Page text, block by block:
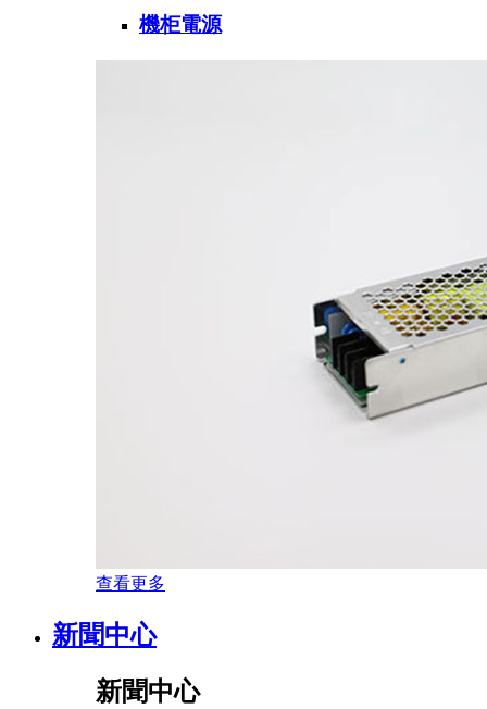
機柜電源
查看更多
新聞中心
新聞中心